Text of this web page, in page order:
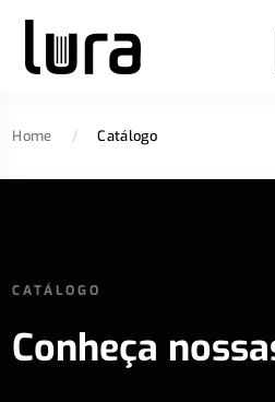
Home / Catálogo
CATÁLOGO
Conheça